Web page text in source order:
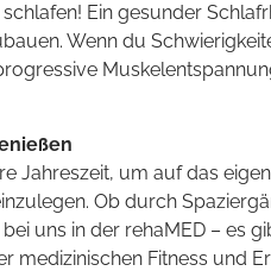
Ein gesunder
Wenn du
Jahreszeit, um auf das
Ob durch
uns in der rehaMED – es
medizinischen Fitness und